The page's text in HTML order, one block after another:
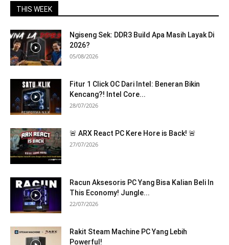
THIS WEEK
Ngiseng Sek: DDR3 Build Apa Masih Layak Di
2026?
05/08/2026
Fitur 1 Click OC Dari Intel: Beneran Bikin
Kencang?! Intel Core...
28/07/2026
🚨 ARX React PC Kere Hore is Back! 🚨
27/07/2026
Racun Aksesoris PC Yang Bisa Kalian Beli In
This Economy! Jungle...
22/07/2026
Rakit Steam Machine PC Yang Lebih
Powerful!